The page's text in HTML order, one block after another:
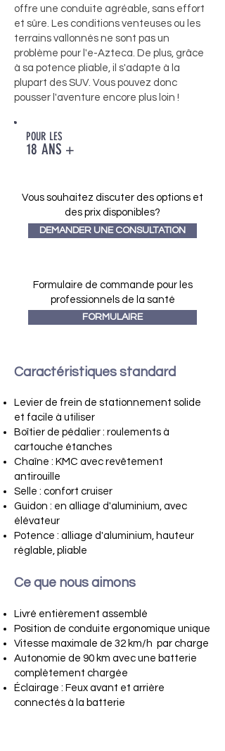
offre une conduite agréable, sans effort
et sûre. Les conditions venteuses ou les
terrains vallonnés ne sont pas un
problème pour l'e-Azteca. De plus, grâce
à sa potence pliable, il s'adapte à la
plupart des SUV. Vous pouvez donc
pousser l'aventure encore plus loin !
18 ANS +
POUR LES
Vous souhaitez discuter des options et
des prix disponibles?
DEMANDER UNE CONSULTATION
Formulaire de commande pour les
professionnels de la santé
FORMULAIRE
Caractéristiques standard
Levier de frein de stationnement solide
et facile à utiliser
Boîtier de pédalier : roulements à
cartouche étanches
Chaîne : KMC avec revêtement
antirouille
Selle : confort cruiser
Guidon : en alliage d'aluminium, avec
élévateur
Potence : alliage d'aluminium, hauteur
réglable, pliable
Ce que nous aimons
Livré entièrement assemblé
Position de conduite ergonomique unique
Vitesse maximale de 32 km/h par charge
Autonomie de 90 km avec une batterie
complètement chargée
Éclairage : Feux avant et arrière
connectés à la batterie